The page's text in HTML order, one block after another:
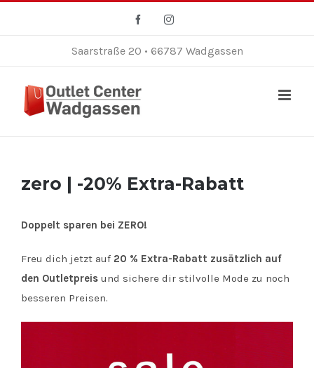
FacebookInstagram
Saarstraße 20 • 66787 Wadgassen
zero | -20% Extra-Rabatt
Doppelt sparen bei ZERO!
Freu dich jetzt auf 20 % Extra-Rabatt zusätzlich auf
den Outletpreis und sichere dir stilvolle Mode zu noch
besseren Preisen.